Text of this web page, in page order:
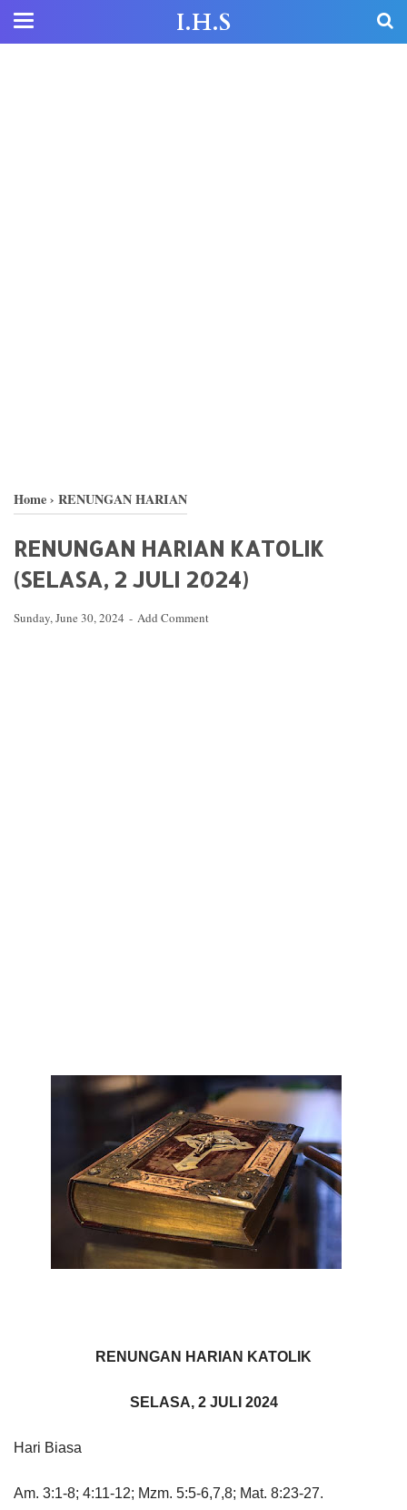
I.H.S
Home› RENUNGAN HARIAN
RENUNGAN HARIAN KATOLIK
(SELASA, 2 JULI 2024)
Sunday, June 30, 2024 Add Comment
RENUNGAN HARIAN KATOLIK
SELASA, 2 JULI 2024
Hari Biasa
Am. 3:1-8; 4:11-12; Mzm. 5:5-6,7,8; Mat. 8:23-27.